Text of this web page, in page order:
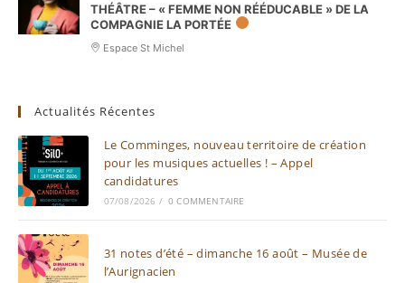
THÉÂTRE – « FEMME NON RÉÉDUCABLE » DE LA
COMPAGNIE LA PORTÉE
Espace St Michel
Actualités Récentes
Le Comminges, nouveau territoire de création
pour les musiques actuelles ! – Appel
candidatures
07/08/2026 / 0 COMMENTAIRE
31 notes d’été – dimanche 16 août – Musée de
l’Aurignacien